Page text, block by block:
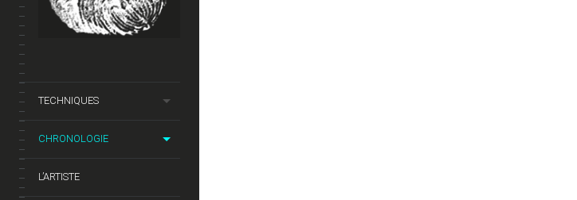
TECHNIQUES
CHRONOLOGIE
L’ARTISTE